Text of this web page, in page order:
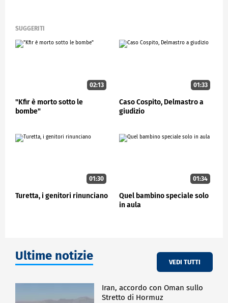
SUGGERITI
02:13
"Kfir è morto sotto le
bombe"
01:33
Caso Cospito, Delmastro a
giudizio
01:30
Turetta, i genitori rinunciano
01:34
Quel bambino speciale solo
in aula
Ultime notizie VEDI TUTTI
Iran, accordo con Oman sullo
Stretto di Hormuz